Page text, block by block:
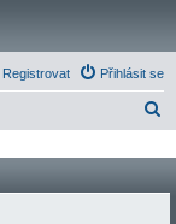
Přihlásit se
Registrovat
d